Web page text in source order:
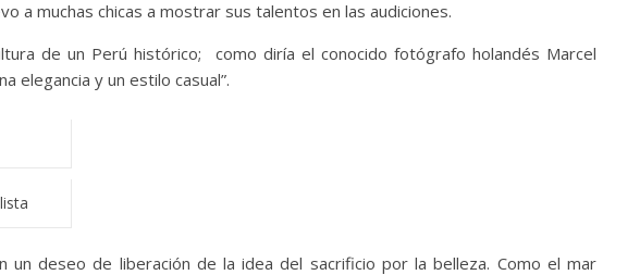
a muchas chicas a mostrar sus talentos en las audiciones.
de un Perú histórico; como diría el conocido fotógrafo holandés Marcel
elegancia y un estilo casual”.
deseo de liberación de la idea del sacrificio por la belleza. Como el mar